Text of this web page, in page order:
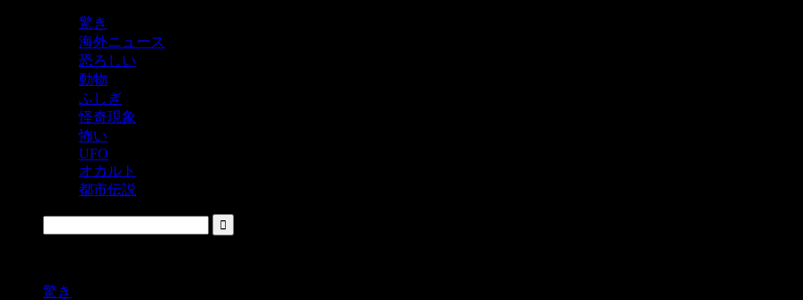
驚き
海外ニュース
恐ろしい
動物
ふしぎ
怪奇現象
怖い
UFO
オカルト
都市伝説
驚き